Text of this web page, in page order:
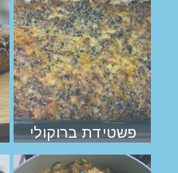
פשטידת ברוקולי